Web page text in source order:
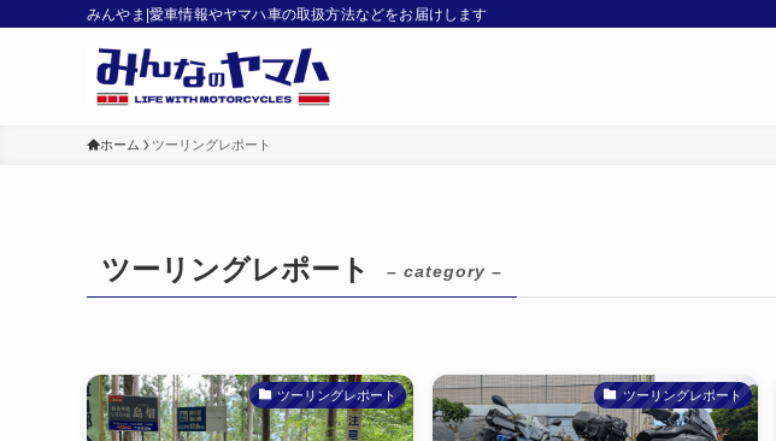
みんやま|愛車情報やヤマハ車の取扱方法などをお届けします
ホーム ツーリングレポート
ツーリングレポート – category –
ツーリングレポート ツーリングレポート